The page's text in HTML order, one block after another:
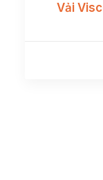
Vải